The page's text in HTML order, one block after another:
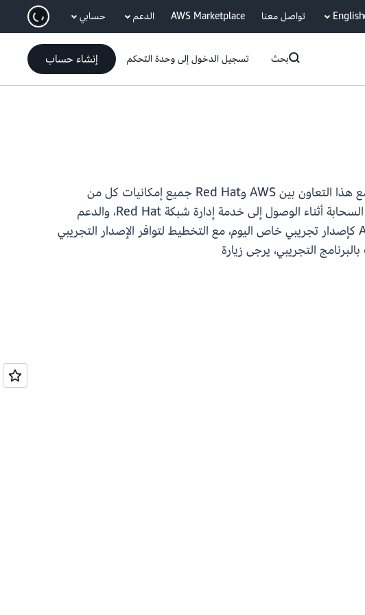
انتقل إلى المحتوى الرئيسي English تواصل معنا AWS Marketplace الدعم حسابي
بحث تسجيل الدخول إلى وحدة التحكم إنشاء حساب
. يجمع هذا التعاون بين AWS وRed Hat جميع إمكانيات كل من
RHEL وEC2. يمكن للمطورين الآن الدفع عند الحاجة للحصول على سعة حوسبة قابلة لتغيير الحجم في السحابة أثناء الوصول إلى خدمة إدارة شبكة Red Hat، والدعم
الفني العالمي، وأكثر من 3,000 تطبيق معتمد. يتوفر Red Hat Enterprise Linux على Amazon EC2 كإصدار تجريبي خاص اليوم، مع التخطيط لتوافر الإصدار التجريبي